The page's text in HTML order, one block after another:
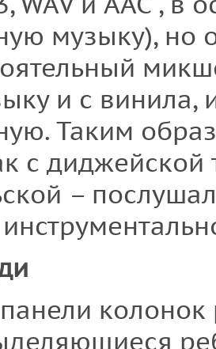
музыку), но
и с винила,
Таким
с диджейской
–